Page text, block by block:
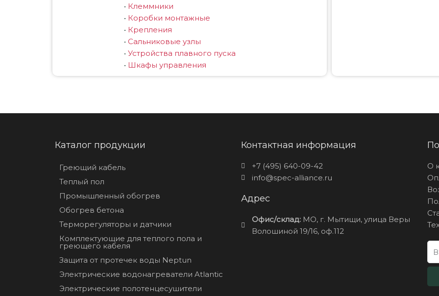
• Клеммники
• Коробки монтажные
• Крепления
• Сальниковые узлы
•Устройства плавного пуска
• Шкафы управления
Каталог продукции
Греющий кабель
Теплый пол
Промышленный обогрев
Обогрев бетона
Терморегуляторы и датчики
Комплектующие для теплого пола и
греющего кабеля
Защита от протечек воды Neptun
Электрические водонагреватели Atlantic
Электрические полотенцесушители
Контактная информация
+7 (495) 640-09-42
info@spec-alliance.ru
Адрес
Офис/склад: МО, г. Мытищи, улица Веры
Волошиной 19/16, оф.112
О